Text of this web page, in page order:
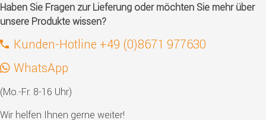
Haben Sie Fragen zur Lieferung oder möchten Sie mehr über
unsere Produkte wissen?
Kunden-Hotline +49 (0)8671 977630
WhatsApp
(Mo.-Fr. 8-16 Uhr)
Wir helfen Ihnen gerne weiter!